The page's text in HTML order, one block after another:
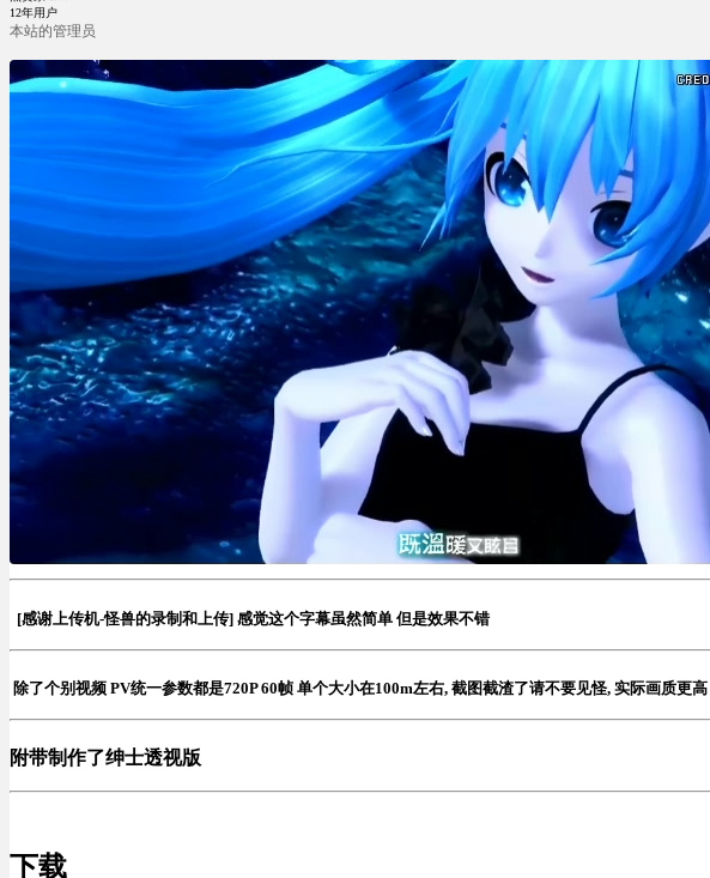
12年用户
本站的管理员
[感谢上传机-怪兽的录制和上传] 感觉这个字幕虽然简单 但是效果不错
除了个别视频 PV统一参数都是720P 60帧 单个大小在100m左右, 截图截渣了请不要见怪, 实际画质更高
附带制作了绅士透视版
下载